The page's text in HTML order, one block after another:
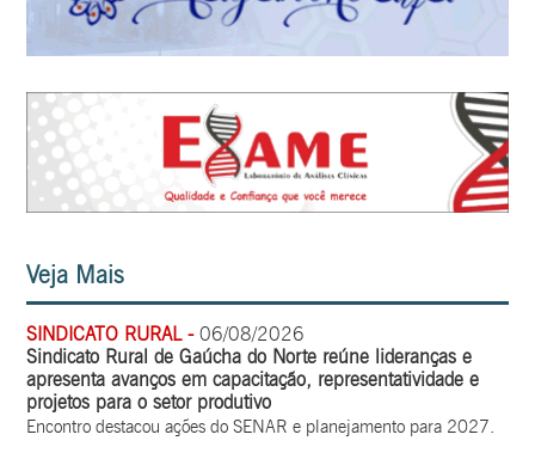
Veja Mais
SINDICATO RURAL -06/08/2026
Sindicato Rural de Gaúcha do Norte reúne lideranças e
apresenta avanços em capacitação, representatividade e
projetos para o setor produtivo
Encontro destacou ações do SENAR e planejamento para 2027.